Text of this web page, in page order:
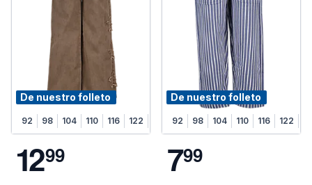
De nuestro folleto
92 98 104 110 116 122
1299
De nuestro folleto
92 98 104 110 116 122
799